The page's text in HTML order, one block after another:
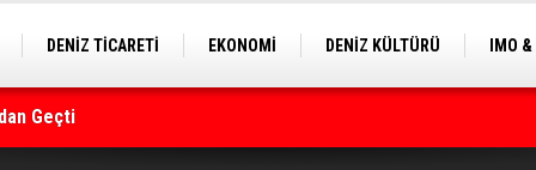
DENİZ TİCARETİ EKONOMİ DENİZ KÜLTÜRÜ
IMO
Geçti